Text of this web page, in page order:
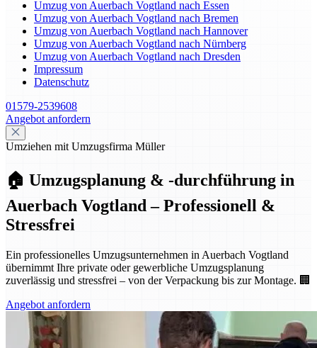
Umzug von Auerbach Vogtland nach Essen
Umzug von Auerbach Vogtland nach Bremen
Umzug von Auerbach Vogtland nach Hannover
Umzug von Auerbach Vogtland nach Nürnberg
Umzug von Auerbach Vogtland nach Dresden
Impressum
Datenschutz
01579-2539608
Angebot anfordern
Umziehen mit Umzugsfirma Müller
🏠 Umzugsplanung & -durchführung in
Auerbach Vogtland – Professionell &
Stressfrei
Ein professionelles Umzugsunternehmen in Auerbach Vogtland
übernimmt Ihre private oder gewerbliche Umzugsplanung
zuverlässig und stressfrei – von der Verpackung bis zur Montage. 🏢
Angebot anfordern